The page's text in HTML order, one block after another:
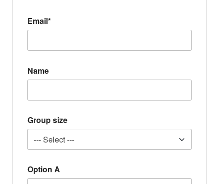
Email*
Name
Group size
Option A